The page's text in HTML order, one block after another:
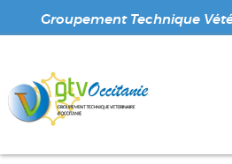
Groupement Technique